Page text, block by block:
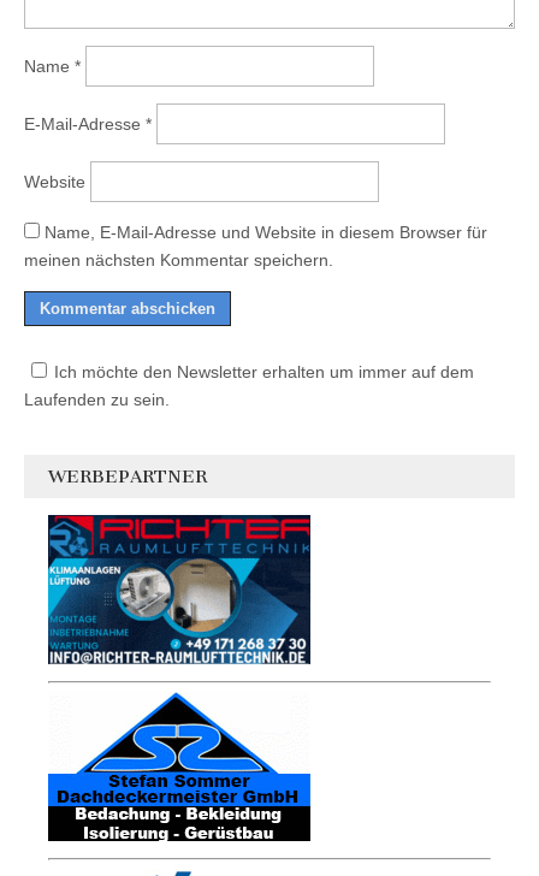
Name *
E-Mail-Adresse *
Website
Name, E-Mail-Adresse und Website in diesem Browser für
meinen nächsten Kommentar speichern.
Ich möchte den Newsletter erhalten um immer auf dem
Laufenden zu sein.
WERBEPARTNER